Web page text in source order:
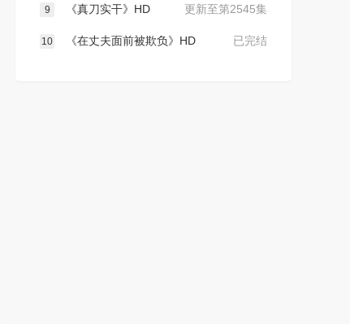
更新至第2545集
9 《真刀实干》HD
已完结
10 《在丈夫面前被欺负》HD